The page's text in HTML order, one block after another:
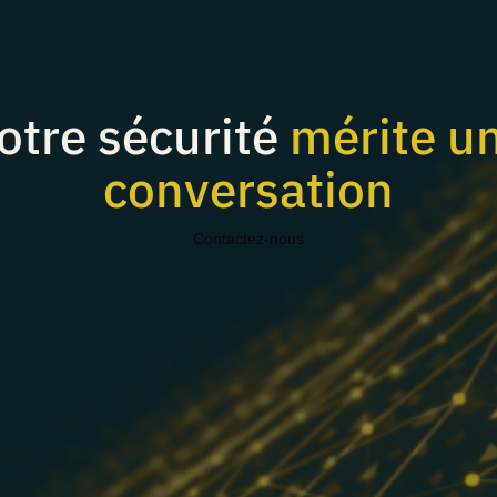
sécurité mérite
conversation
Contactez-nous